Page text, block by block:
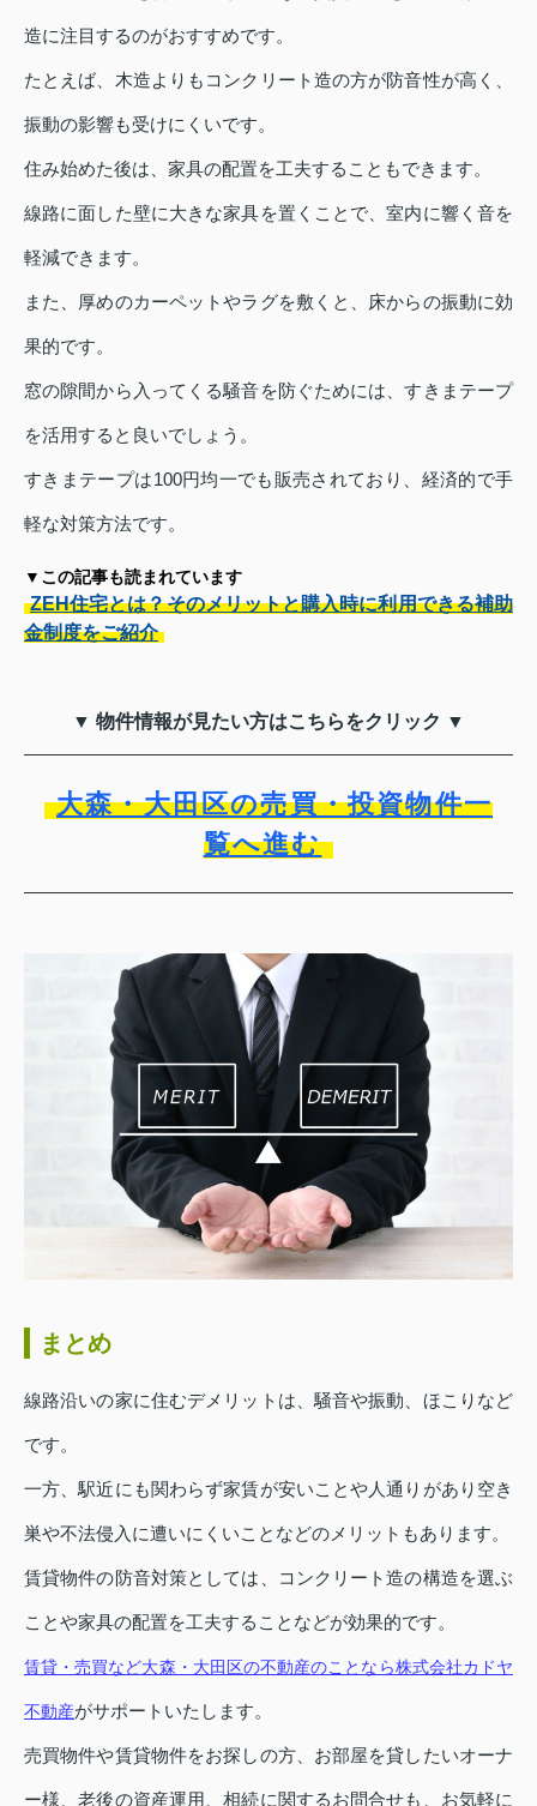
造に注目するのがおすすめです。
たとえば、木造よりもコンクリート造の方が防音性が高く、
振動の影響も受けにくいです。
住み始めた後は、家具の配置を工夫することもできます。
線路に面した壁に大きな家具を置くことで、室内に響く音を
軽減できます。
また、厚めのカーペットやラグを敷くと、床からの振動に効
果的です。
窓の隙間から入ってくる騒音を防ぐためには、すきまテープ
を活用すると良いでしょう。
すきまテープは100円均一でも販売されており、経済的で手
軽な対策方法です。
▼この記事も読まれています
ZEH住宅とは？そのメリットと購入時に利用できる補助
金制度をご紹介
▼ 物件情報が見たい方はこちらをクリック ▼
大森・大田区の売買・投資物件一
覧へ進む
まとめ
線路沿いの家に住むデメリットは、騒音や振動、ほこりなど
です。
一方、駅近にも関わらず家賃が安いことや人通りがあり空き
巣や不法侵入に遭いにくいことなどのメリットもあります。
賃貸物件の防音対策としては、コンクリート造の構造を選ぶ
ことや家具の配置を工夫することなどが効果的です。
賃貸・売買など大森・大田区の不動産のことなら株式会社カドヤ
不動産がサポートいたします。
売買物件や賃貸物件をお探しの方、お部屋を貸したいオーナ
ー様、老後の資産運用、相続に関するお問合せも、お気軽に